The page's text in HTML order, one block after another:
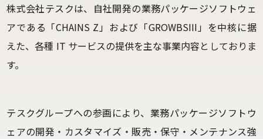
株式会社テスクは、自社開発の業務パッケージソフトウェ
アである「CHAINS Z」および「GROWBSIII」を中核に据
えた、各種 IT サービスの提供を主な事業内容としておりま
す。
テスクグループへの参画により、業務パッケージソフトウ
ェアの開発・カスタマイズ・販売・保守・メンテナンス強